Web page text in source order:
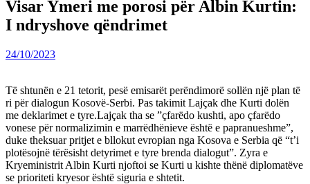
Visar Ymeri me porosi për Albin Kurtin:
I ndryshove qëndrimet
24/10/2023
Të shtunën e 21 tetorit, pesë emisarët perëndimorë sollën një plan të
ri për dialogun Kosovë-Serbi. Pas takimit Lajçak dhe Kurti dolën
me deklarimet e tyre.Lajçak tha se ”çfarëdo kushti, apo çfarëdo
vonese për normalizimin e marrëdhënieve është e papranueshme”,
duke theksuar pritjet e bllokut evropian nga Kosova e Serbia që “t’i
plotësojnë tërësisht detyrimet e tyre brenda dialogut”. Zyra e
Kryeministrit Albin Kurti njoftoi se Kurti u kishte thënë diplomatëve
se prioriteti kryesor është siguria e shtetit.